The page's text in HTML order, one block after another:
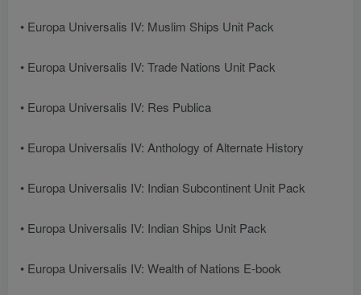
• Europa Universalis IV: Muslim Ships Unit Pack
• Europa Universalis IV: Trade Nations Unit Pack
• Europa Universalis IV: Res Publica
• Europa Universalis IV: Anthology of Alternate History
• Europa Universalis IV: Indian Subcontinent Unit Pack
• Europa Universalis IV: Indian Ships Unit Pack
• Europa Universalis IV: Wealth of Nations E-book